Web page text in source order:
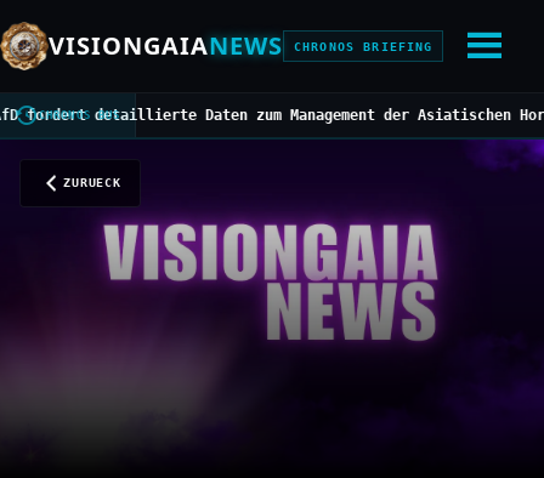
VISIONGAIANEWS CHRONOS BRIEFING
CHRONOS BUS
detaillierte Daten zum Management der Asiatischen Hornisse
ZURUECK